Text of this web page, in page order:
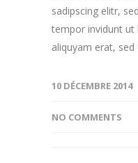
sadipscing elitr,
tempor invidunt ut
aliquyam erat, sed
10 DÉCEMBRE 2014
NO COMMENTS